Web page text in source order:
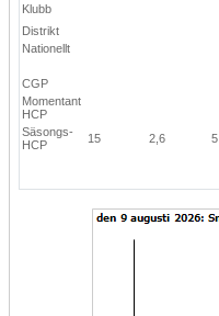
Klubb
Distrikt
Nationellt
CGP
Momentant
HCP
Säsongs-
HCP
15 2,6 5